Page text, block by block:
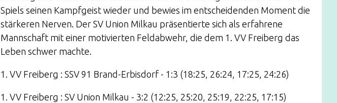
Spiels seinen Kampfgeist wieder und bewies im entscheidenden Moment die
stärkeren Nerven. Der SV Union Milkau präsentierte sich als erfahrene
Mannschaft mit einer motivierten Feldabwehr, die dem 1. VV Freiberg das
Leben schwer machte.
1. VV Freiberg : SSV 91 Brand-Erbisdorf - 1:3 (18:25, 26:24, 17:25, 24:26)
1. VV Freiberg : SV Union Milkau - 3:2 (12:25, 25:20, 25:19, 22:25, 17:15)